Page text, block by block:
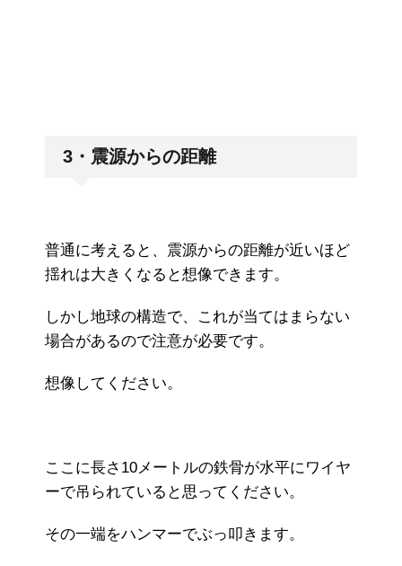
3・震源からの距離
普通に考えると、震源からの距離が近いほど
揺れは大きくなると想像できます。
しかし地球の構造で、これが当てはまらない
場合があるので注意が必要です。
想像してください。
ここに長さ10メートルの鉄骨が水平にワイヤ
ーで吊られていると思ってください。
その一端をハンマーでぶっ叩きます。